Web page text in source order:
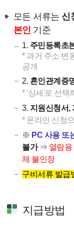
모든 서류는 신
본인 기준
1. 주민등록초
* 과거 주소 변
공개
2. 혼인관계증
* '상세'로 선택
3. 지원신청서,
* 온라인 신청
※ PC 사용 또
불가⇒ 열람용
체 불인정
구비서류 발
지급방법